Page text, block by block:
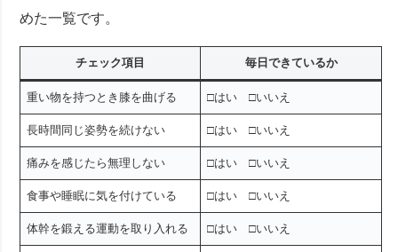
めた一覧です。
チェック項目 毎日できているか
重い物を持つとき膝を曲げる □はい □いいえ
長時間同じ姿勢を続けない □はい □いいえ
痛みを感じたら無理しない □はい □いいえ
食事や睡眠に気を付けている □はい □いいえ
体幹を鍛える運動を取り入れる □はい □いいえ